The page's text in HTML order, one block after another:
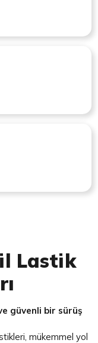
Lastik
güvenli bir sürüş
mükemmel yol